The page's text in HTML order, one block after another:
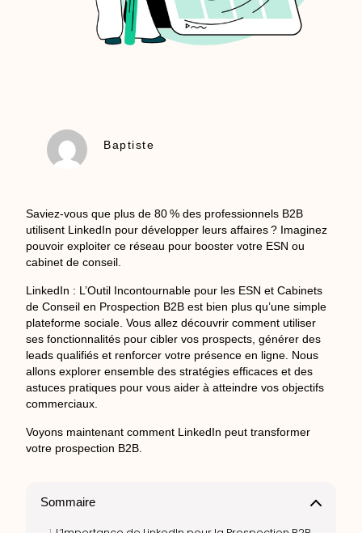
Baptiste
Saviez-vous que plus de 80 % des professionnels B2B
utilisent LinkedIn pour développer leurs affaires ? Imaginez
pouvoir exploiter ce réseau pour booster votre ESN ou
cabinet de conseil.
LinkedIn : L’Outil Incontournable pour les ESN et Cabinets
de Conseil en Prospection B2B est bien plus qu’une simple
plateforme sociale. Vous allez découvrir comment utiliser
ses fonctionnalités pour cibler vos prospects, générer des
leads qualifiés et renforcer votre présence en ligne. Nous
allons explorer ensemble des stratégies efficaces et des
astuces pratiques pour vous aider à atteindre vos objectifs
commerciaux.
Voyons maintenant comment LinkedIn peut transformer
votre prospection B2B.
Sommaire